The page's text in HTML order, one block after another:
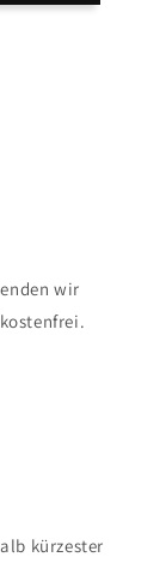
wir
kürzester